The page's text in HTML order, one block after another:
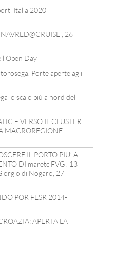
Italia 2020
26
Day
Porte aperte agli
lo scalo più a nord del
– VERSO IL CLUSTER
MACROREGIONE
IL PORTO PIU’ A
DI maretc FVG . 13
di Nogaro, 27
POR FESR 2014-
APERTA LA